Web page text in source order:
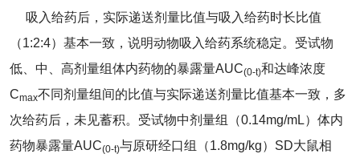
吸入给药后，实际递送剂量比值与吸入给药时长比值
（1:2:4）基本一致，说明动物吸入给药系统稳定。受试物
低、中、高剂量组体内药物的暴露量AUC(0-t)和达峰浓度
Cmax不同剂量组间的比值与实际递送剂量比值基本一致，多
次给药后，未见蓄积。受试物中剂量组（0.14mg/mL）体内
药物暴露量AUC(0-t)与原研经口组（1.8mg/kg）SD大鼠相